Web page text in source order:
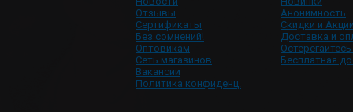
Отзывы
Сертификаты
Без сомнений!
Оптовикам
Сеть магазинов
Вакансии
Политика конфиденц.
Анонимность
Скидки и Акции
Доставка и
Бесплатная